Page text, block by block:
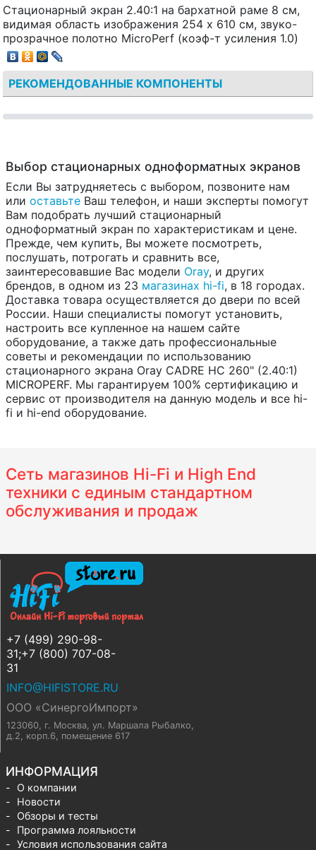
Стационарный экран 2.40:1 на бархатной раме 8 см,
видимая область изображения 254 x 610 см, звуко-
прозрачное полотно MicroPerf (коэф-т усиления 1.0)
РЕКОМЕНДОВАННЫЕ КОМПОНЕНТЫ
Выбор стационарных одноформатных экранов
Если Вы затрудняетесь с выбором, позвоните нам
или оставьте Ваш телефон, и наши эксперты помогут
Вам подобрать лучший стационарный
одноформатный экран по характеристикам и цене.
Прежде, чем купить, Вы можете посмотреть,
послушать, потрогать и сравнить все,
заинтересовавшие Вас модели Oray, и других
брендов, в одном из 23 магазинах hi-fi, в 18 городах.
Доставка товара осуществляется до двери по всей
России. Наши специалисты помогут установить,
настроить все купленное на нашем сайте
оборудование, а также дать профессиональные
советы и рекомендации по использованию
стационарного экрана Oray CADRE HC 260" (2.40:1)
MICROPERF. Мы гарантируем 100% сертификацию и
сервис от производителя на данную модель и все hi-
fi и hi-end оборудование.
Сеть магазинов Hi-Fi и High End
техники с единым стандартном
обслуживания и продаж
+7 (499) 290-98-
31;+7 (800) 707-08-
31
INFO@HIFISTORE.RU
ООО «СинергоИмпорт»
123060, г. Москва, ул. Маршала Рыбалко,
д.2, корп.6, помещение 617
ИНФОРМАЦИЯ
О компании
Новости
Обзоры и тесты
Программа лояльности
Условия использования сайта